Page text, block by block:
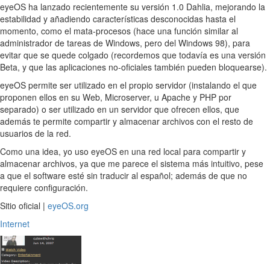
eyeOS ha lanzado recientemente su versión 1.0 Dahlia, mejorando la
estabilidad y añadiendo características desconocidas hasta el
momento, como el mata-procesos (hace una función similar al
administrador de tareas de Windows, pero del Windows 98), para
evitar que se quede colgado (recordemos que todavía es una versión
Beta, y que las aplicaciones no-oficiales también pueden bloquearse).
eyeOS permite ser utilizado en el propio servidor (instalando el que
proponen ellos en su Web, Microserver, u Apache y PHP por
separado) o ser utilizado en un servidor que ofrecen ellos, que
además te permite compartir y almacenar archivos con el resto de
usuarios de la red.
Como una idea, yo uso eyeOS en una red local para compartir y
almacenar archivos, ya que me parece el sistema más intuitivo, pese
a que el software esté sin traducir al español; además de que no
requiere configuración.
Sitio oficial | eyeOS.org
Internet